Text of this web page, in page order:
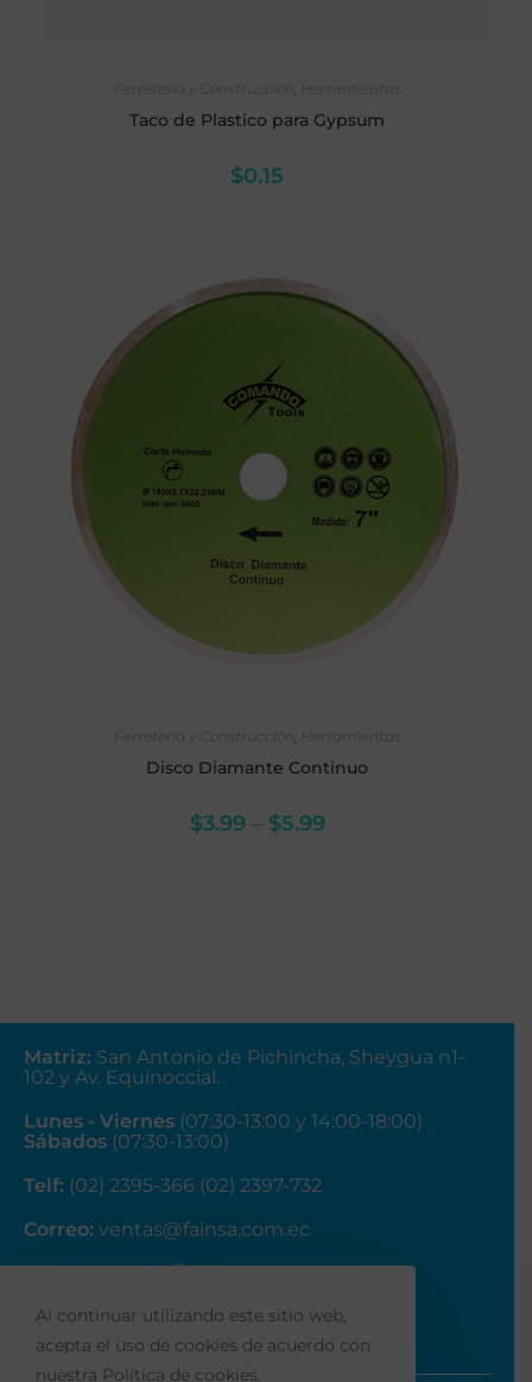
Ferretería y Construcción , Herramientas
Taco de Plastico para Gypsum
$0.15
Ferretería y Construcción
Herramientas
Disco Diamante Continuo
$3.99 – $5.99
Matriz: San Antonio de Pichincha, Sheygua n1-
102 y Av. Equinoccial.
Lunes - Viernes (07:30-13:00 y 14:00-18:00)
Sábados (07:30-13:00)
Telf: (02) 2395-366 (02) 2397-732
Correo: ventas@fainsa.com.ec
Al continuar utilizando este sitio web,
acepta el uso de cookies de acuerdo con
nuestra Política de cookies.